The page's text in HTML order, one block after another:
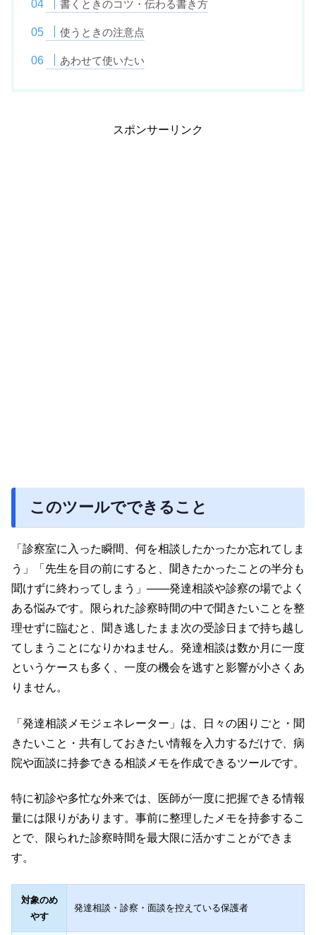
書くときのコツ・伝わる書き方
使うときの注意点
あわせて使いたい
スポンサーリンク
このツールでできること
「診察室に入った瞬間、何を相談したかったか忘れてしま
う」「先生を目の前にすると、聞きたかったことの半分も
聞けずに終わってしまう」——発達相談や診察の場でよく
ある悩みです。限られた診察時間の中で聞きたいことを整
理せずに臨むと、聞き逃したまま次の受診日まで持ち越し
てしまうことになりかねません。発達相談は数か月に一度
というケースも多く、一度の機会を逃すと影響が小さくあ
りません。
「発達相談メモジェネレーター」は、日々の困りごと・聞
きたいこと・共有しておきたい情報を入力するだけで、病
院や面談に持参できる相談メモを作成できるツールです。
特に初診や多忙な外来では、医師が一度に把握できる情報
量には限りがあります。事前に整理したメモを持参するこ
とで、限られた診察時間を最大限に活かすことができま
す。
対象のめ
やす
発達相談・診察・面談を控えている保護者